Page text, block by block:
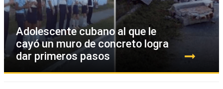
Adolescente cubano al que le
cayó un muro de concreto logra
dar primeros pasos